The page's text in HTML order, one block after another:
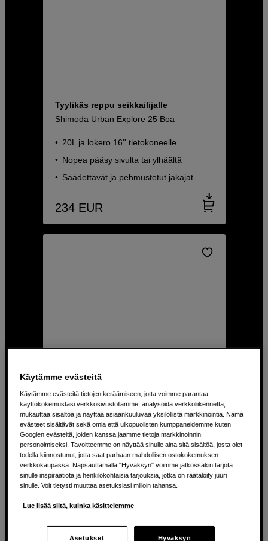
Tyylikäs reppu seikkailijalle
Shimoda Urban Explore 25 Boa
20L ja lokero 16'' tietokoneelle
Nopea pääsy sivulta tai ylhäältä
Säädettävät ja pehmustetut jakajat
234 EUR
Innovatiivinen reppu
paikannusmoduulilla
Hyper HyperPack Pro Backpack
22 l ja lokero 16" kannettavalle.
Varkaussuoja RFID-suojataskulla.
Kestävä ja vedenpitävä ulkopinta.
189 EUR
Käytämme evästeitä
Käytämme evästeitä tietojen keräämiseen, jotta voimme parantaa
käyttökokemustasi verkkosivustollamme, analysoida verkkoliikennettä,
mukauttaa sisältöä ja näyttää asiaankuuluvaa yksilöllistä markkinointia. Nämä
evästeet sisältävät sekä omia että ulkopuolisten kumppaneidemme kuten
Googlen evästeitä, joiden kanssa jaamme tietoja markkinoinnin
personoimiseksi. Tavoitteemme on näyttää sinulle aina sitä sisältöä, josta olet
todella kiinnostunut, jotta saat parhaan mahdollisen ostokokemuksen
verkkokaupassa. Napsauttamalla "Hyväksyn" voimme jatkossakin tarjota
sinulle inspiraatiota ja henkilökohtaisia tarjouksia, jotka on räätälöity juuri
sinulle. Voit tietysti muuttaa asetuksiasi milloin tahansa.
Lue lisää siitä, kuinka käsittelemme
Asetukset Hyväksyn